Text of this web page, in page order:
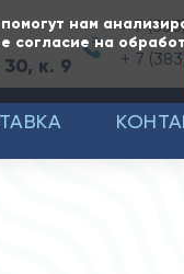
нам
согласие на
к. 9
+ 7
+ 7